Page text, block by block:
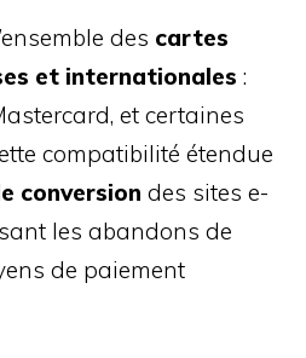
des cartes
et internationales :
et certaines
compatibilité étendue
conversion des sites e-
les abandons de
de paiement